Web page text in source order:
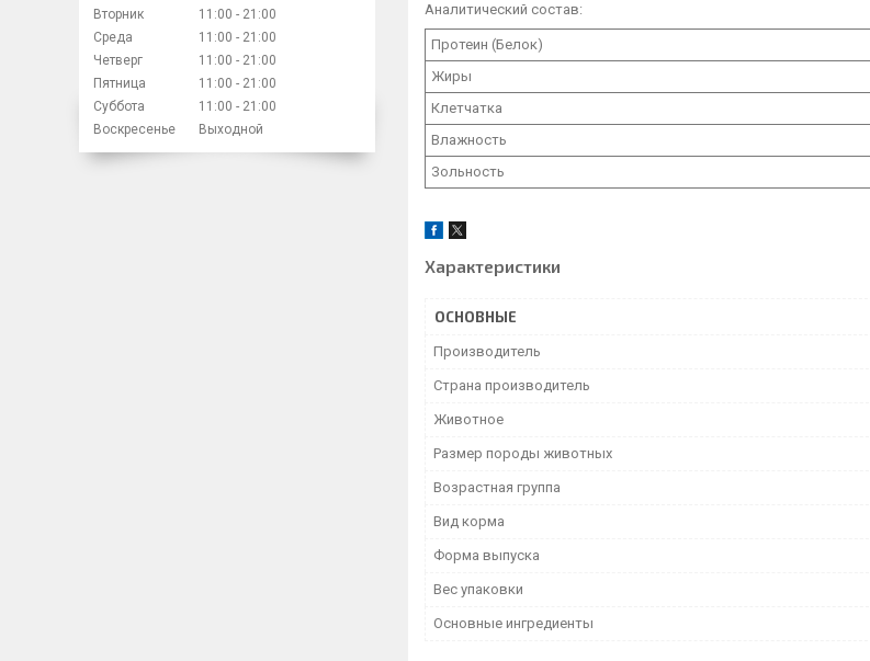
Аналитический состав:
Протеин (Белок)
Жиры
Клетчатка
Влажность
Зольность
Характеристики
ОСНОВНЫЕ
Производитель
Страна производитель
Животное
Размер породы животных
Возрастная группа
Вид корма
Форма выпуска
Вес упаковки
Основные ингредиенты
Вторник
11:00
21:00
Среда
11:00
21:00
Четверг
11:00
21:00
Пятница
11:00
21:00
Суббота
11:00
21:00
Воскресенье
Выходной